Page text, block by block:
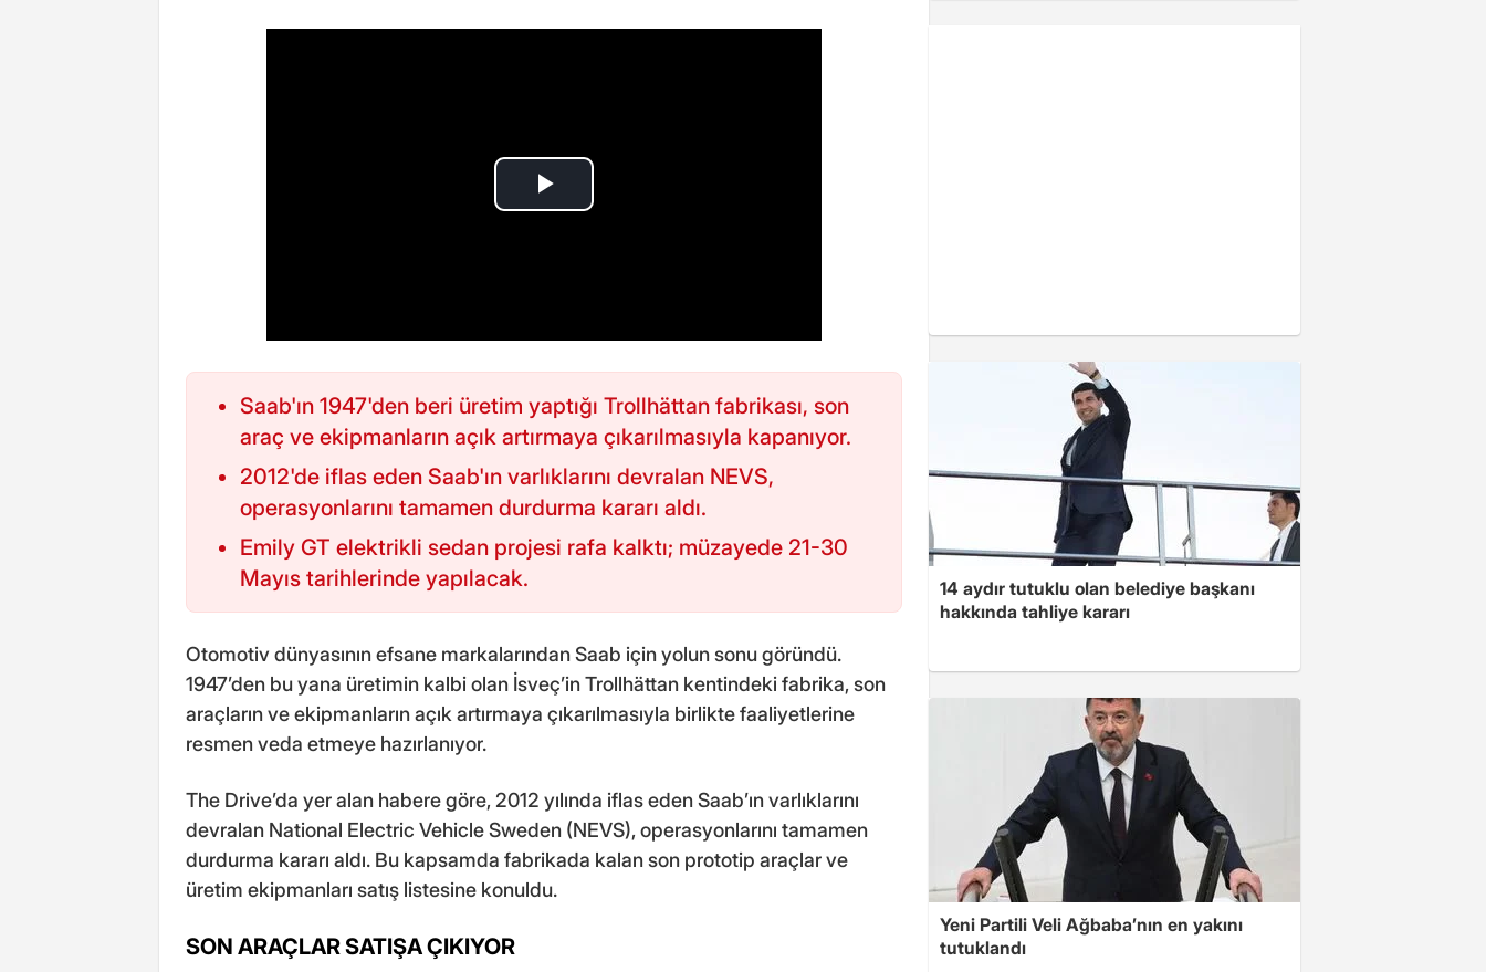
Saab'ın 1947'den beri üretim yaptığı Trollhättan fabrikası, son
araç ve ekipmanların açık artırmaya çıkarılmasıyla kapanıyor.
2012'de iflas eden Saab'ın varlıklarını devralan NEVS,
operasyonlarını tamamen durdurma kararı aldı.
Emily GT elektrikli sedan projesi rafa kalktı; müzayede 21-30
Mayıs tarihlerinde yapılacak.
Otomotiv dünyasının efsane markalarından Saab için yolun sonu göründü.
1947’den bu yana üretimin kalbi olan İsveç’in Trollhättan kentindeki fabrika, son
araçların ve ekipmanların açık artırmaya çıkarılmasıyla birlikte faaliyetlerine
resmen veda etmeye hazırlanıyor.
The Drive’da yer alan habere göre, 2012 yılında iflas eden Saab’ın varlıklarını
devralan National Electric Vehicle Sweden (NEVS), operasyonlarını tamamen
durdurma kararı aldı. Bu kapsamda fabrikada kalan son prototip araçlar ve
üretim ekipmanları satış listesine konuldu.
SON ARAÇLAR SATIŞA ÇIKIYOR
14 aydır tutuklu olan belediye başkanı
hakkında tahliye kararı
Yeni Partili Veli Ağbaba’nın en yakını
tutuklandı